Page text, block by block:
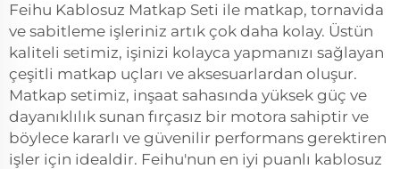
Feihu Kablosuz Matkap Seti ile matkap, tornavida
ve sabitleme işleriniz artık çok daha kolay. Üstün
kaliteli setimiz, işinizi kolayca yapmanızı sağlayan
çeşitli matkap uçları ve aksesuarlardan oluşur.
Matkap setimiz, inşaat sahasında yüksek güç ve
dayanıklılık sunan fırçasız bir motora sahiptir ve
böylece kararlı ve güvenilir performans gerektiren
işler için idealdir. Feihu'nun en iyi puanlı kablosuz